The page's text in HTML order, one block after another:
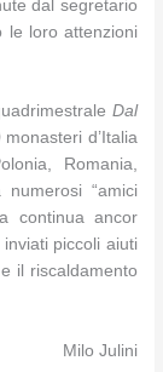
dal segretario
le loro attenzioni
Dal
d’Italia
Romania,
“amici
continua ancor
piccoli aiuti
il riscaldamento
Milo Julini